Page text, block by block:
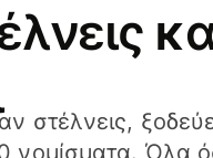
στέλνεις,
Όλα